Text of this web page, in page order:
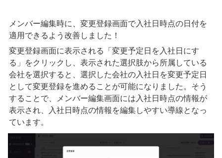
メンバー編集時に、変更登録画面で入社日時点の日付を
適用できるよう改善しました！
変更登録画面に表示される「変更予定日を入社日にす
る」をクリックし、表示された選択肢から所属している
会社を選択すると、選択した会社の入社日を変更予定日
として変更登録を進めることが可能になりました。そう
することで、メンバー編集画面には入社日時点の情報が
表示され、入社日時点の情報を編集しやすい導線となっ
ています。